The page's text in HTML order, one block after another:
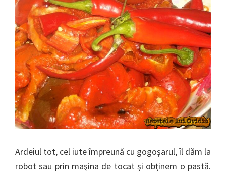
Ardeiul tot, cel iute împreună cu gogoşarul, îl dăm la
robot sau prin maşina de tocat şi obţinem o pastă.